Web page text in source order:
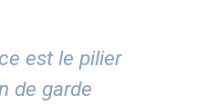
est le pilier
de garde